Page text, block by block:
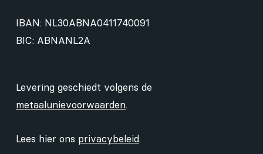
IBAN: NL30ABNA0411740091
BIC: ABNANL2A
Levering geschiedt volgens de
metaalunievoorwaarden.
Lees hier ons privacybeleid.